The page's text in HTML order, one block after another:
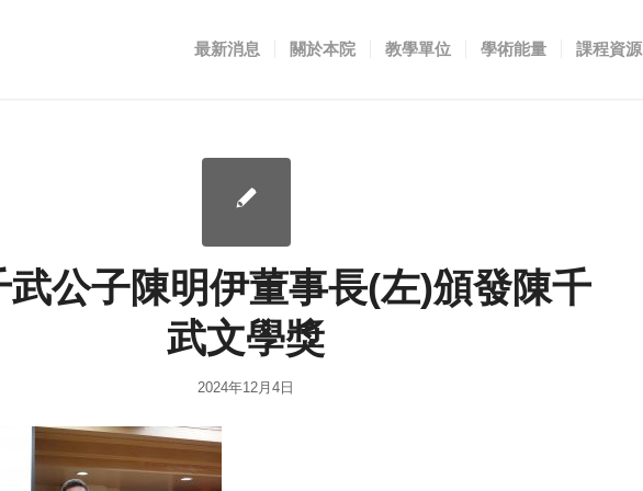
最新消息 關於本院 教學單位 學術能量 課程資源
武公子陳明伊董事長(左)頒發陳千
武文學獎
2024年12月4日